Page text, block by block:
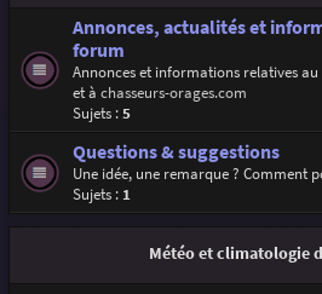
Annonces, actualités et
forum
Annonces et informations relatives
et à chasseurs-orages.com
Sujets :5
Questions & suggestions
Une idée, une remarque ? Comment
Sujets : 1
Météo et climatologie